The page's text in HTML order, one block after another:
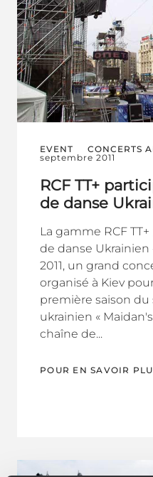
EVENT CONCERTS
septembre 2011
RCF TT+
de danse
La gamme RCF
de danse Ukrainien
2011, un grand
organisé à Kiev
première saison
ukrainien «
chaîne de...
POUR EN SAVOIR